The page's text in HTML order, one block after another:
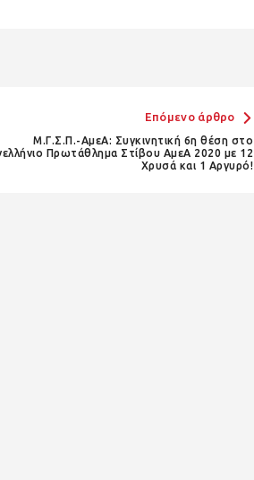
Επόμενο άρθρο
Μ.Γ.Σ.Π.-ΑμεΑ: Συγκινητική 6η θέση στο
Πρωτάθλημα Στίβου ΑμεΑ 2020 με 12
Χρυσά και 1 Αργυρό!